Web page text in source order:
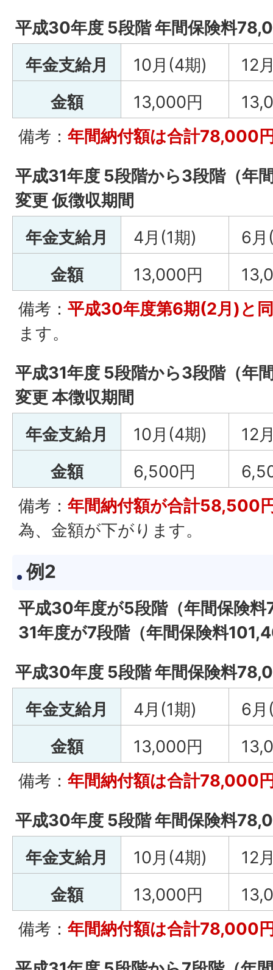
平成30年度 5段階 年間保険料
年金支給月
10月(4期)
12
金額
13,000円
備考： 年間納付額は合計78,000
平成31年度 5段階から3段階（年
変更 仮徴収期間
年金支給月
4月(1期)
6月
金額
13,000円
備考： 平成30年度第6期(2月)と
ます。
平成31年度 5段階から3段階（年
変更 本徴収期間
年金支給月
10月(4期)
12
金額
6,500円
備考： 年間納付額が合計58,500
為、金額が下がります。
例2
平成30年度が5段階（年間保険
31年度が7段階（年間保険料
平成30年度 5段階 年間保険料
年金支給月
4月(1期)
6月
金額
13,000円
備考： 年間納付額は合計78,000
平成30年度 5段階 年間保険料
年金支給月
10月(4期)
12
金額
13,000円
備考： 年間納付額は合計78,000